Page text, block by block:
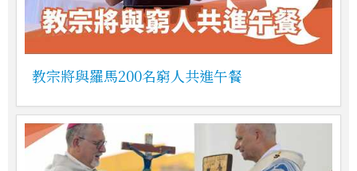
教宗將與羅馬200名窮人共進午餐